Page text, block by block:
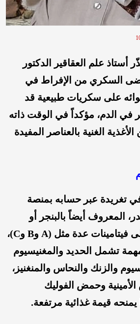
علم العقاقير الدكتور
السكري من الإفراط في
على سكريات طبيعية قد
الدم، مؤكداً في الوقت ذاته
الغنية بالعناصر المفيدة
تغريدة عبر حسابه بمنصة
المعروف أيضاً بالبنجر أو
الشوندر، يحتوي على فيتامينات عدة مثل (A وB وC)،
تشمل الحديد والمغنيسيوم
والزنك والنحاس والمنغنيز،
وحمض الفوليك
يمنحه قيمة غذائية مرتفعة.